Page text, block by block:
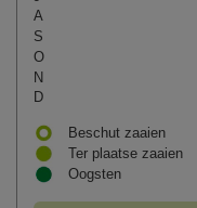
A
S
O
N
D
Beschut zaaien
Ter plaatse zaaien
Oogsten